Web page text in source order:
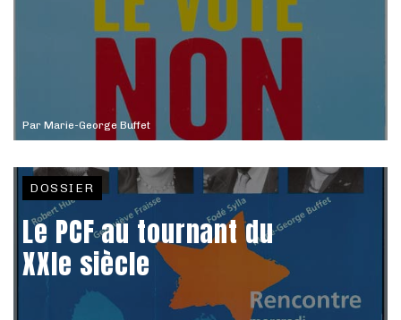
Par Marie-George Buffet
DOSSIER
Le PCF au tournant du
XXIe siècle